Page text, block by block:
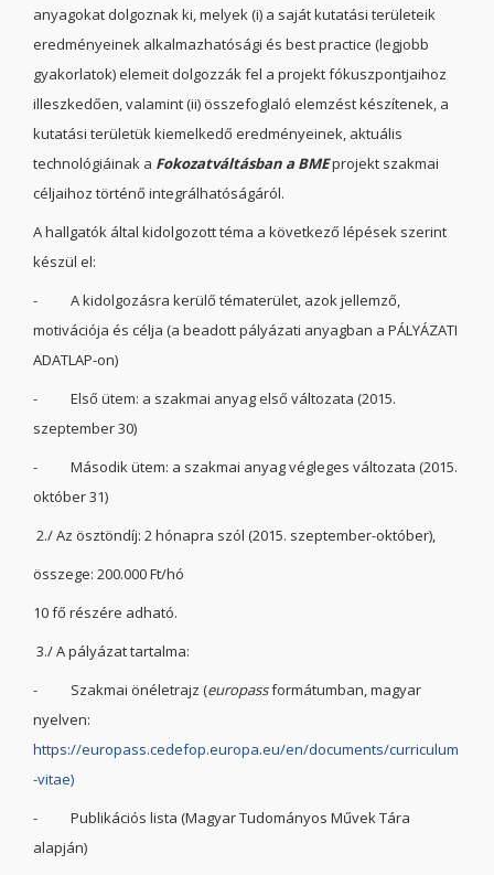
anyagokat dolgoznak ki, melyek (i) a saját kutatási területeik
eredményeinek alkalmazhatósági és best practice (legjobb
gyakorlatok) elemeit dolgozzák fel a projekt fókuszpontjaihoz
illeszkedően, valamint (ii) összefoglaló elemzést készítenek, a
kutatási területük kiemelkedő eredményeinek, aktuális
technológiáinak a Fokozatváltásban a BMEprojekt szakmai
céljaihoz történő integrálhatóságáról.
A hallgatók által kidolgozott téma a következő lépések szerint
készül el:
- A kidolgozásra kerülő tématerület, azok jellemző,
motivációja és célja (a beadott pályázati anyagban a PÁLYÁZATI
ADATLAP-on)
- Első ütem: a szakmai anyag első változata (2015.
szeptember 30)
- Második ütem: a szakmai anyag végleges változata (2015.
október 31)
2./ Az ösztöndíj: 2 hónapra szól (2015. szeptember-október),
összege: 200.000 Ft/hó
10 fő részére adható.
3./ A pályázat tartalma:
- Szakmai önéletrajz (europassformátumban, magyar
nyelven:
https://europass.cedefop.europa.eu/en/documents/curriculum
-vitae)
- Publikációs lista (Magyar Tudományos Művek Tára
alapján)